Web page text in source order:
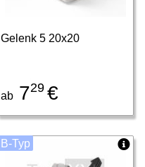
Gelenk 5 20x20
ab 729 €
B-Typ